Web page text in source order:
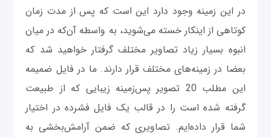
در این زمینه وجود دارد این است که پس از مدت زمان
کوتاهی از اینکار خسته می‌شوید، به واسطه آن‌که در میان
انبوه بسیار زیاد تصاویر مختلف گرفتار خواهید شد که
بعضا در زمینه‌های مختلف قرار دارند. ما در فایل ضمیمه
این مطلب 20 تصویر پس‌زمینه زیبایی که از طبیعت
گرفته شده است را در قالب یک فایل فشرده در اختیار
شما قرار داده‌ایم. تصاویری که ضمن آرامش‌بخشی به